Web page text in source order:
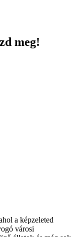
meg!
a képzeleted
városi